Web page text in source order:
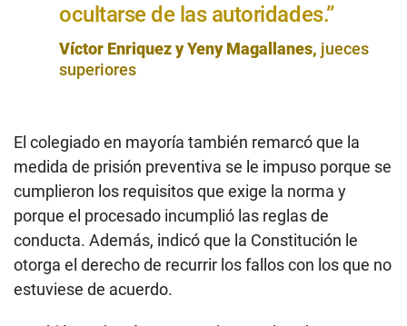
ocultarse de las autoridades.”
Víctor Enriquez y Yeny Magallanes, jueces
superiores
El colegiado en mayoría también remarcó que la
medida de prisión preventiva se le impuso porque se
cumplieron los requisitos que exige la norma y
porque el procesado incumplió las reglas de
conducta. Además, indicó que la Constitución le
otorga el derecho de recurrir los fallos con los que no
estuviese de acuerdo.